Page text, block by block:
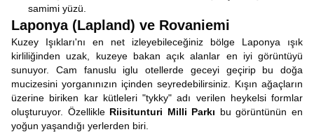
samimi yüzü.
Laponya (Lapland) ve Rovaniemi
Kuzey Işıkları'nı en net izleyebileceğiniz bölge Laponya ışık
kirliliğinden uzak, kuzeye bakan açık alanlar en iyi görüntüyü
sunuyor. Cam fanuslu iglu otellerde geceyi geçirip bu doğa
mucizesini yorganınızın içinden seyredebilirsiniz. Kışın ağaçların
üzerine biriken kar kütleleri "tykky" adı verilen heykelsi formlar
oluşturuyor. Özellikle Riisitunturi Milli Parkı bu görüntünün en
yoğun yaşandığı yerlerden biri.